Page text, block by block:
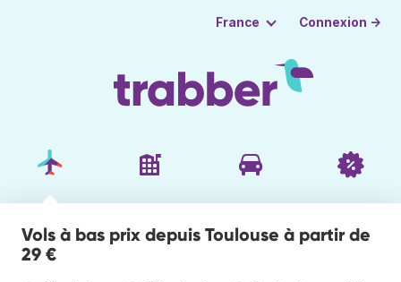
France Connexion →
Vols à bas prix depuis Toulouse à partir de
29 €